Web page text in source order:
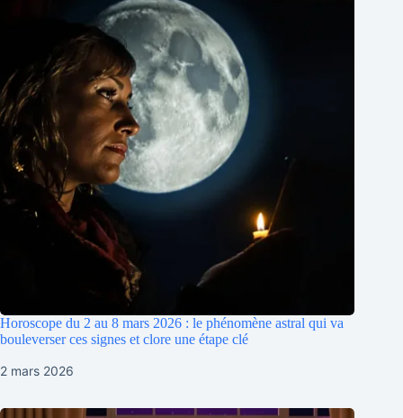
Horoscope du 2 au 8 mars 2026 : le phénomène astral qui va
bouleverser ces signes et clore une étape clé
2 mars 2026